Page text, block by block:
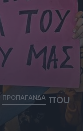
ΠΡΟΠΑΓΑΝΔΑπου